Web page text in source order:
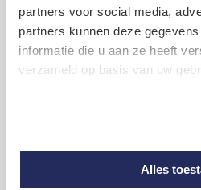
partners voor social media,
partners kunnen deze
informatie die u aan ze heeft
verzameld op basis van uw
Alles
Wat gebeurt er met mijn